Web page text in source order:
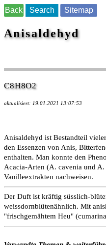
Back Search Sitemap
Anisaldehyd
C8H8O2
aktualisiert: 19.01.2021 13:07:53
Anisaldehyd ist Bestandteil
den Essenzen von Anis,
enthalten. Man konnte den
Acacia-Arten (A. cavenia und
Vanilleextrakten nachweisen.
Der Duft ist kräftig süsslich-
weissdornblütenähnlich. Mit
"frischgemähtem Heu"